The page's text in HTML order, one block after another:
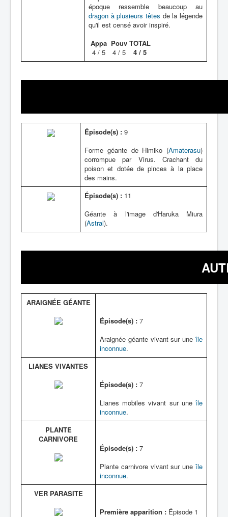
époque ressemble beaucoup au
dragon à plusieurs têtes de la légende
qu'il est censé avoir inspiré.
Appa
4 / 5
Pouv
4 / 5
TOTAL
4 / 5
Épisode(s) : 9
Forme géante de Himiko (Amaterasu)
corrompue par Virus. Crachant du
poison et dotée de pinces à la place
des mains.
Épisode(s) : 11
Géante à l'image d'Haruka Miura
(Astral).
ARAIGNÉE GÉANTE
Épisode(s) : 7
Araignée géante vivant sur une île
inconnue.
LIANES VIVANTES
Épisode(s) : 7
Lianes mobiles vivant sur une île
inconnue.
PLANTE
CARNIVORE
Épisode(s) : 7
Plante carnivore vivant sur une île
inconnue.
VER PARASITE
Première apparition : Épisode 1